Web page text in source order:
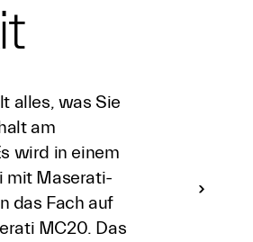
alles, was Sie
am
wird in einem
mit Maserati-
das Fach auf
MC20. Das